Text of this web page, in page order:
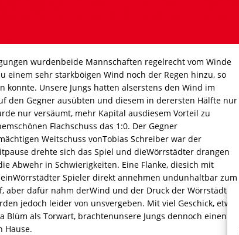
wurdenbeide Mannschaften regelrecht vom Winde
einem sehr starkböigen Wind noch der Regen hinzu, so
konnte. Unsere Jungs hatten alserstens den Wind im
den Gegner ausübten und diesem in derersten Hälfte nur
nur versäumt, mehr Kapital ausdiesem Vorteil zu
Flachschuss das 1:0. Der Gegner
Weitschuss vonTobias Schreiber war der
drehte sich das Spiel und dieWörrstädter drangen
Abwehr in Schwierigkeiten. Eine Flanke, diesich mit
Spieler direkt annehmen undunhaltbar zum
aber dafür nahm derWind und der Druck der Wörrstädter
jedoch leider von unsvergeben. Mit viel Geschick, etwas
Blüm als Torwart, brachtenunsere Jungs dennoch einen
Hause.